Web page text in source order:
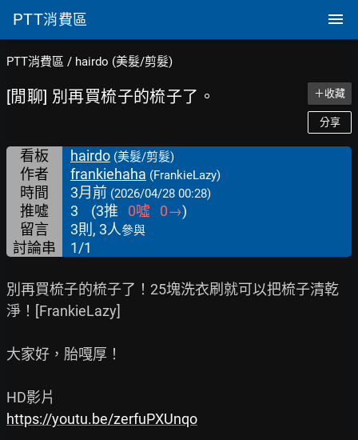
PTT消費區
PTT消費區 / hairdo (美髮/剪髮)
[閒聊] 別再買梳子的梳子了。 ＋收藏
分享
看板 hairdo (美髮/剪髮)
作者 frankiehaha (FrankieLazy)
時間 3月前 (2026/04/28 00:28)
推噓 3 (3推 0噓 0→)
留言
3則, 3人參與
討論串 1/1
別再買梳子的梳子了！25塊洗衣刷就可以把梳子清乾
淨！[FrankieLazy]
大家好，胎嘎厚！
https://youtu.be/zerfuPXUnqo